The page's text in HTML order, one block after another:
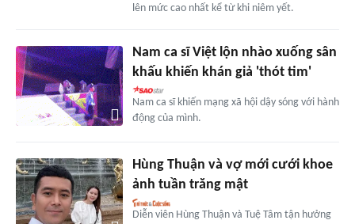
lên mức cao nhất kể từ khi niêm yết.
Nam ca sĩ Việt lộn nhào xuống sân
khấu khiến khán giả 'thót tim'
Nam ca sĩ khiến mạng xã hội dậy sóng với hành
động của mình.
Hùng Thuận và vợ mới cưới khoe
ảnh tuần trăng mật
Diễn viên Hùng Thuận và Tuệ Tâm tận hưởng